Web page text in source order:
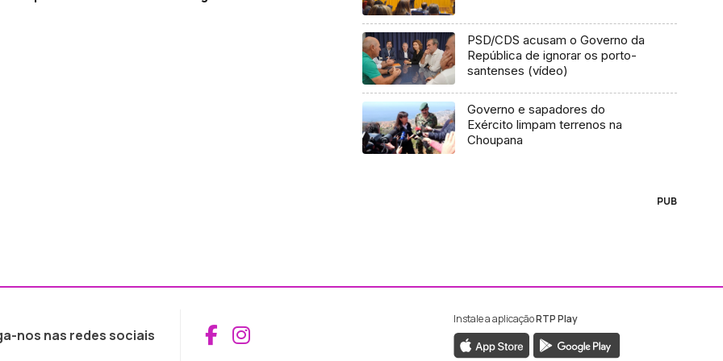
PSD/CDS acusam o Governo da
República de ignorar os porto-
santenses (vídeo)
Governo e sapadores do
Exército limpam terrenos na
Choupana
PUB
nos nas redes sociais Aceder ao Facebook da RTP Madeira
Aceder ao Instagram da RTP Madeira
Instale a aplicaçãoRTP Play